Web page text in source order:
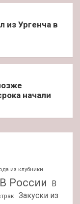
из Ургенча в
начали
из клубники
В России
В
Закуски из